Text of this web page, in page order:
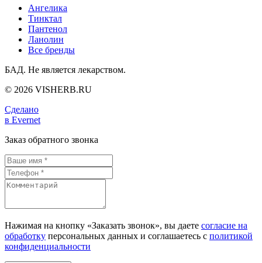
Ангелика
Тинктал
Пантенол
Ланолин
Все бренды
БАД. Не является лекарством.
© 2026 VISHERB.RU
Сделано
в Evernet
Заказ обратного звонка
Нажимая на кнопку «Заказать звонок», вы даете согласие на
обработку персональных данных и соглашаетесь c политикой
конфиденциальности